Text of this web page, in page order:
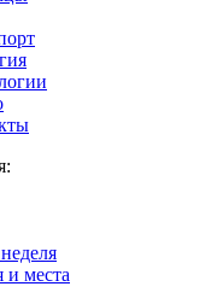
и места